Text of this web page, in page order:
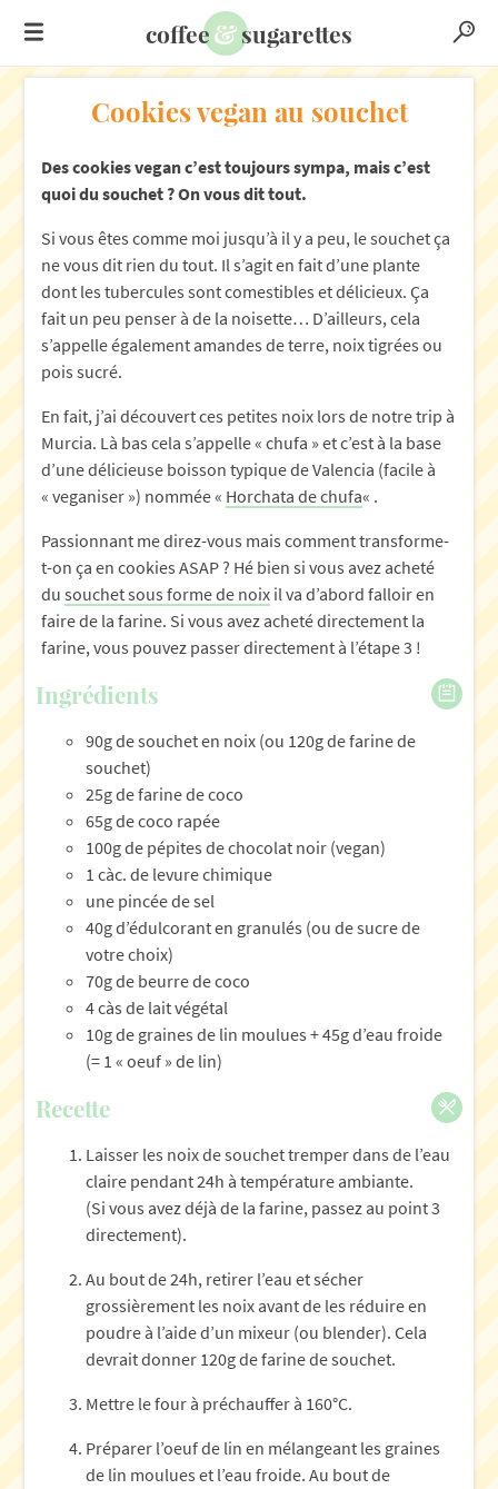
coffee&sugarettes
Cookies vegan au souchet
Des cookies vegan c’est toujours sympa, mais c’est
quoi du souchet ? On vous dit tout.
Si vous êtes comme moi jusqu’à il y a peu, le souchet ça
ne vous dit rien du tout. Il s’agit en fait d’une plante
dont les tubercules sont comestibles et délicieux. Ça
fait un peu penser à de la noisette… D’ailleurs, cela
s’appelle également amandes de terre, noix tigrées ou
pois sucré.
En fait, j’ai découvert ces petites noix lors de notre trip à
Murcia. Là bas cela s’appelle « chufa » et c’est à la base
d’une délicieuse boisson typique de Valencia (facile à
« veganiser ») nommée « Horchata de chufa« .
Passionnant me direz-vous mais comment transforme-
t-on ça en cookies ASAP ? Hé bien si vous avez acheté
dusouchet sous forme de noix il va d’abord falloir en
faire de la farine. Si vous avez acheté directement la
farine, vous pouvez passer directement à l’étape 3 !
Ingrédients
90g de souchet en noix (ou 120g de farine de
souchet)
25g de farine de coco
65g de coco rapée
100g de pépites de chocolat noir (vegan)
1 càc. de levure chimique
une pincée de sel
40g d’édulcorant en granulés (ou de sucre de
votre choix)
70g de beurre de coco
4 càs de lait végétal
10g de graines de lin moulues + 45g d’eau froide
(= 1 « oeuf » de lin)
Recette
Laisser les noix de souchet tremper dans de l’eau
claire pendant 24h à température ambiante.
(Si vous avez déjà de la farine, passez au point 3
directement).
Au bout de 24h, retirer l’eau et sécher
grossièrement les noix avant de les réduire en
poudre à l’aide d’un mixeur (ou blender). Cela
devrait donner 120g de farine de souchet.
Mettre le four à préchauffer à 160°C.
Préparer l’oeuf de lin en mélangeant les graines
de lin moulues et l’eau froide. Au bout de